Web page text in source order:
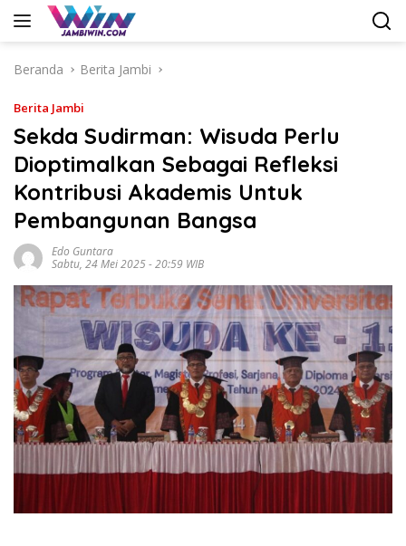
Langsung
Beranda
Berita Jambi
Berita Jambi
Sekda Sudirman: Wisuda Perlu
Dioptimalkan Sebagai Refleksi
Kontribusi Akademis Untuk
Pembangunan Bangsa
Edo Guntara
Sabtu, 24 Mei 2025 - 20:59 WIB